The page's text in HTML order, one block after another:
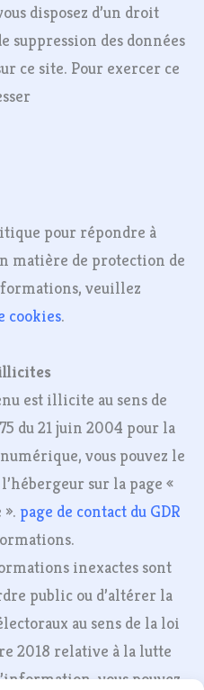
disposez d’un droit
suppression des données
ce site. Pour exercer ce
pour répondre à
matière de protection de
veuillez
cookies.
est illicite au sens de
du 21 juin 2004 pour la
vous pouvez le
sur la page «
page de contact du GDR
inexactes sont
public ou d’altérer la
au sens de la loi
2018 relative à la lutte
vous pouvez